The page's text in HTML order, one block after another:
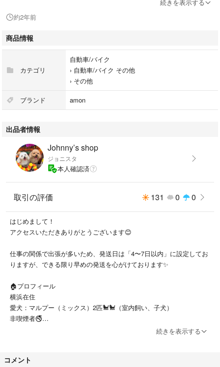
※ヒューズは別途お買い求め下さい。
続きを表示する
約2年前
商品情報
カテゴリ
自動車/バイク
› 自動車/バイク その他
› その他
ブランド amon
出品者情報
Johnny’s shop
ジョニスタ
本人確認済
取引の評価 131 0 0
はじめまして！
アクセスいただきありがとうございます😊
仕事の関係で出張が多いため、発送日は「4〜7日以内」に設定してお
りますが、できる限り早めの発送を心がけております✨
🏠プロフィール
横浜在住
愛犬：マルプー（ミックス）2匹🐩🐩（室内飼い、子犬）
非喫煙者🚭
0 AMGライン・ポーラーホワイト・右ハンドル）を売却しました…😭
続きを表示する
コメント